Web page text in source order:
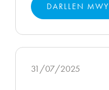
DARLLEN MWY
31/07/2025